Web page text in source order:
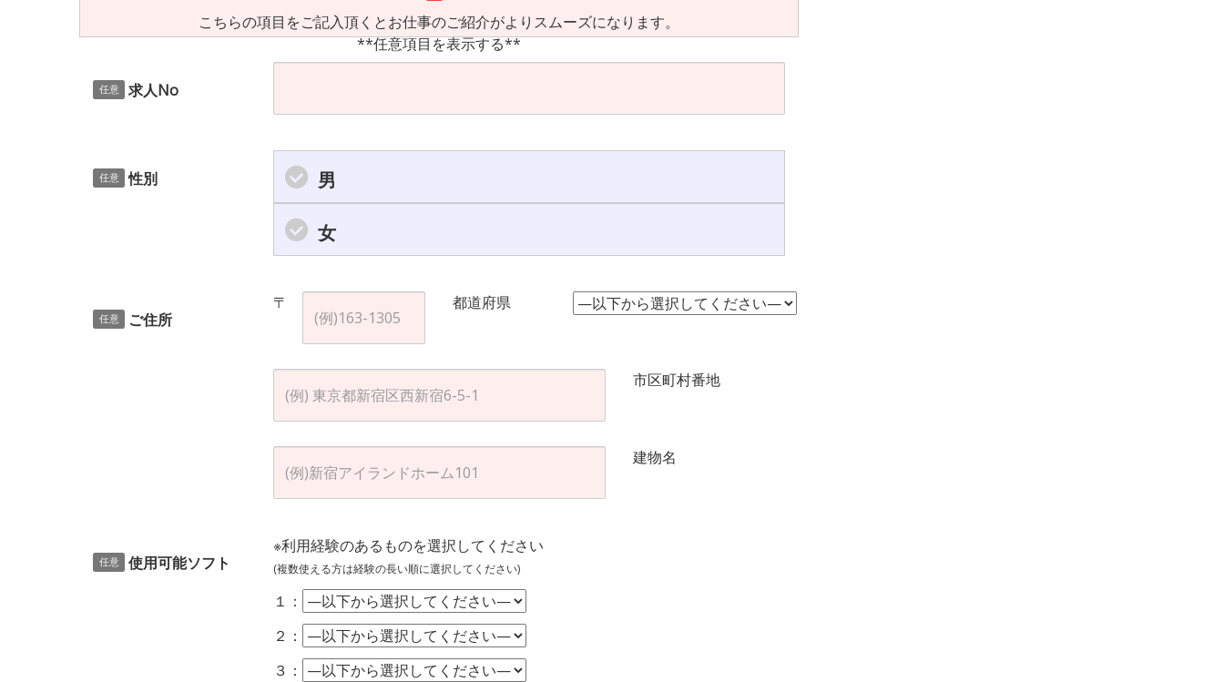
こちらの項目をご記入頂くとお仕事のご紹介がよりスムーズになります。
**任意項目を表示する**
任意 求人No
任意 性別 男
女
任意 ご住所
〒 都道府県
市区町村番地
建物名
任意 使用可能ソフト
※利用経験のあるものを選択してください
(複数使える方は経験の長い順に選択してください)
１：
２：
３：